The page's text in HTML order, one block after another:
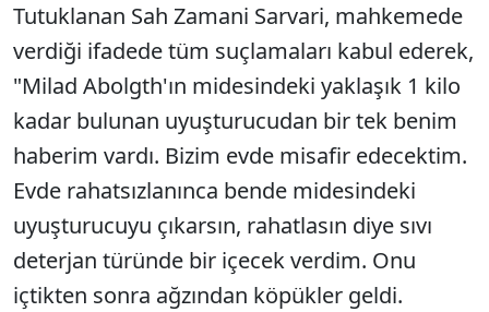
Tutuklanan Sah Zamani Sarvari, mahkemede
verdiği ifadede tüm suçlamaları kabul ederek,
"Milad Abolgth'ın midesindeki yaklaşık 1 kilo
kadar bulunan uyuşturucudan bir tek benim
haberim vardı. Bizim evde misafir edecektim.
Evde rahatsızlanınca bende midesindeki
uyuşturucuyu çıkarsın, rahatlasın diye sıvı
deterjan türünde bir içecek verdim. Onu
içtikten sonra ağzından köpükler geldi.